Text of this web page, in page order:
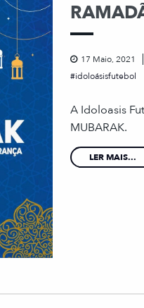
17 Maio, 2021
idoloásisfutebol
A Idoloasis
MUBARAK.
LER MAIS...